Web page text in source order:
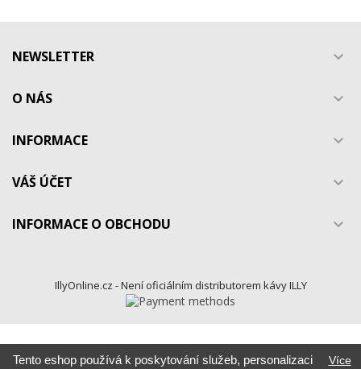
Tento eshop používá k poskytování služeb, personalizaci
Více
NEWSLETTER 
O NÁS 
INFORMACE 
VÁŠ ÚČET 
INFORMACE O OBCHODU 
IllyOnline.cz - Není oficiálním distributorem kávy ILLY